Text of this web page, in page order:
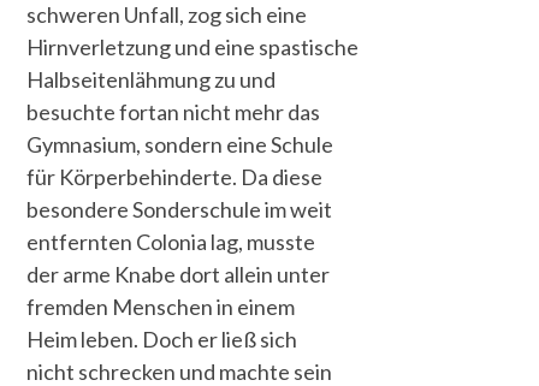
schweren Unfall, zog sich eine
Hirnverletzung und eine spastische
Halbseitenlähmung zu und
besuchte fortan nicht mehr das
Gymnasium, sondern eine Schule
für Körperbehinderte. Da diese
besondere Sonderschule im weit
entfernten Colonia lag, musste
der arme Knabe dort allein unter
fremden Menschen in einem
Heim leben. Doch er ließ sich
nicht schrecken und machte sein